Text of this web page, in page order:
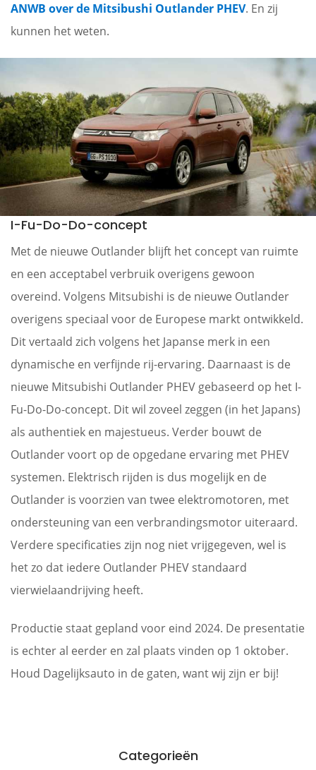
ANWB over de Mitsibushi Outlander PHEV. En zij
kunnen het weten.
I-Fu-Do-Do-concept
Met de nieuwe Outlander blijft het concept van ruimte
en een acceptabel verbruik overigens gewoon
overeind. Volgens Mitsubishi is de nieuwe Outlander
overigens speciaal voor de Europese markt ontwikkeld.
Dit vertaald zich volgens het Japanse merk in een
dynamische en verfijnde rij-ervaring. Daarnaast is de
nieuwe Mitsubishi Outlander PHEV gebaseerd op het I-
Fu-Do-Do-concept. Dit wil zoveel zeggen (in het Japans)
als authentiek en majestueus. Verder bouwt de
Outlander voort op de opgedane ervaring met PHEV
systemen. Elektrisch rijden is dus mogelijk en de
Outlander is voorzien van twee elektromotoren, met
ondersteuning van een verbrandingsmotor uiteraard.
Verdere specificaties zijn nog niet vrijgegeven, wel is
het zo dat iedere Outlander PHEV standaard
vierwielaandrijving heeft.
Productie staat gepland voor eind 2024. De presentatie
is echter al eerder en zal plaats vinden op 1 oktober.
Houd Dagelijksauto in de gaten, want wij zijn er bij!
Categorieën